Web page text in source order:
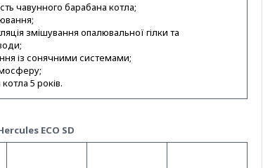
чавунного барабана котла;
змішування опалювальної гілки та
із сонячними системами;
5 років.
ECO SD